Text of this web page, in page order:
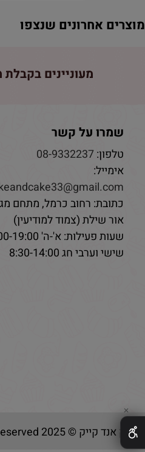
אחרונים שנצפו
מעוניינים
שמרו על קשר
טלפון:08-9332237
אימייל:
כתובת: רחוב כרמל, מתחם
אור שילת (צמוד למודיעין)
שעות פעילות: א'-ה' 9:00-19:00
שישי וערבי חג 8:30-14:00
בייק אנד קייק © 2025 All Rights Reserved
✕